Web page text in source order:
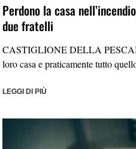
Perdono la casa
due fratelli
CASTIGLIONE DELLA
loro casa e praticamente tutto
LEGGI DI PIÙ